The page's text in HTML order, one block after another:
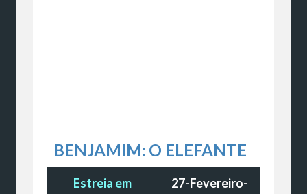
BENJAMIM: O ELEFANTE
Estreia em
27-Fevereiro-